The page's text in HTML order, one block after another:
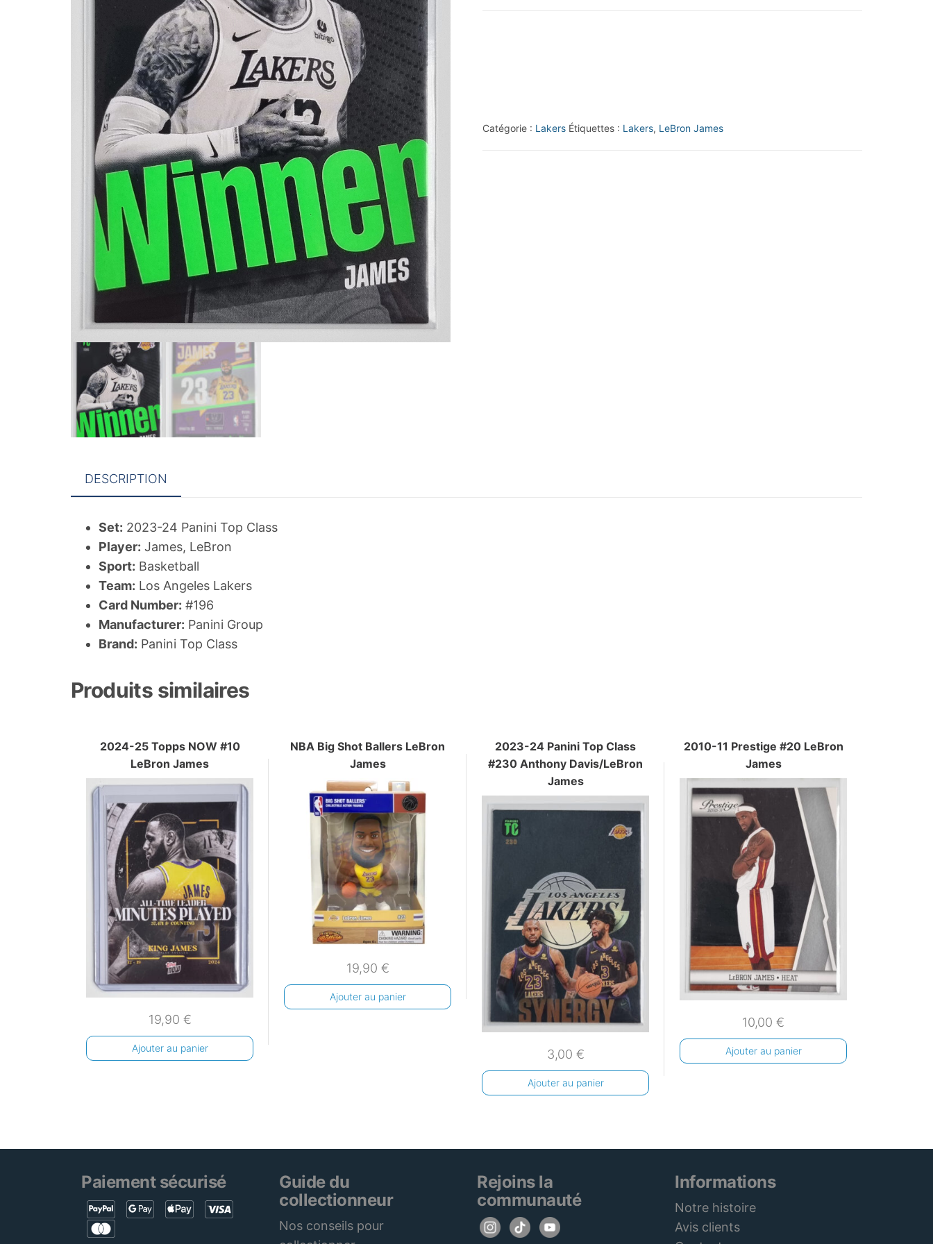
LeBron
Catégorie : Lakers Étiquettes : Lakers, LeBron James
DESCRIPTION
Set: 2023-24 Panini Top Class
Player: James, LeBron
Sport: Basketball
Team: Los Angeles Lakers
Card Number: #196
Manufacturer: Panini Group
Brand: Panini Top Class
Produits similaires
2024-25 Topps NOW #10
LeBron James
19,90 €
Ajouter au panier
NBA Big Shot Ballers LeBron
James
19,90 €
Ajouter au panier
2023-24 Panini Top Class
#230 Anthony Davis/LeBron
James
3,00 €
Ajouter au panier
2010-11 Prestige #20 LeBron
James
10,00 €
Ajouter au panier
Paiement sécurisé
Guide du
collectionneur
Nos conseils pour
Rejoins la
communauté
Informations
Notre histoire
Avis clients